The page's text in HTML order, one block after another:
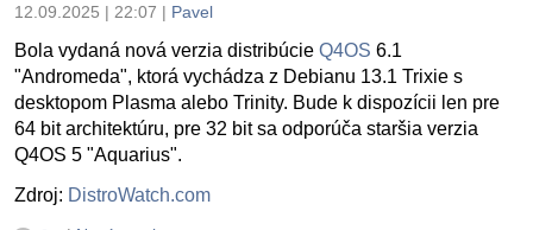
12.09.2025 | 22:07 | Pavel
Bola vydaná nová verzia distribúcie Q4OS 6.1
"Andromeda", ktorá vychádza z Debianu 13.1 Trixie s
desktopom Plasma alebo Trinity. Bude k dispozícii len pre
64 bit architektúru, pre 32 bit sa odporúča staršia verzia
Q4OS 5 "Aquarius".
Zdroj: DistroWatch.com